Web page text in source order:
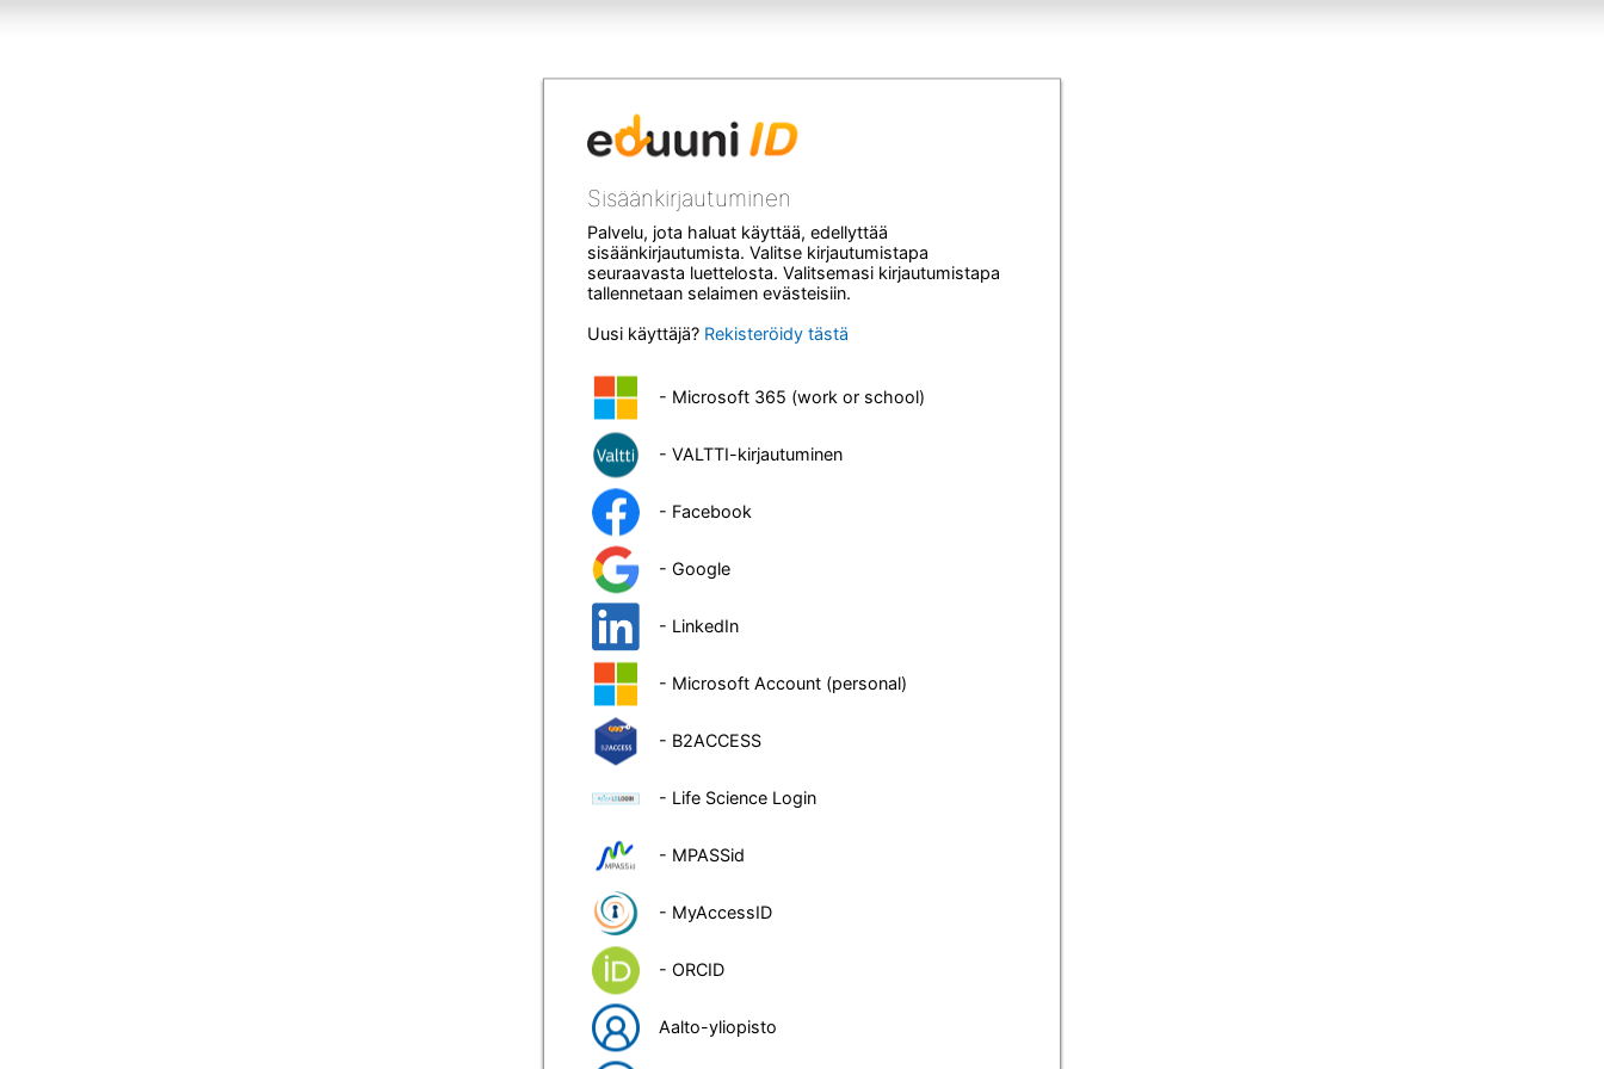
Sisäänkirjautuminen
Palvelu, jota haluat käyttää, edellyttää
sisäänkirjautumista. Valitse kirjautumistapa
seuraavasta luettelosta. Valitsemasi kirjautumistapa
tallennetaan selaimen evästeisiin.
Uusi käyttäjä? Rekisteröidy tästä
- Microsoft 365 (work or school)
- VALTTI-kirjautuminen
- Facebook
- Google
- LinkedIn
- Microsoft Account (personal)
- B2ACCESS
- Life Science Login
- MPASSid
- MyAccessID
- ORCID
Aalto-yliopisto